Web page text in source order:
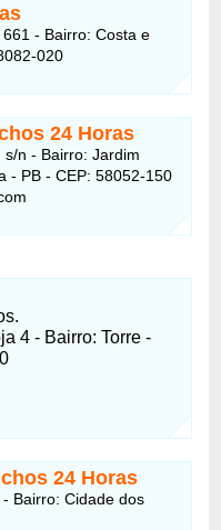
- Bairro: Costa e
020
24 Horas
n - Bairro: Jardim
- PB - CEP: 58052-150
4 - Bairro: Torre -
24 Horas
Bairro: Cidade dos